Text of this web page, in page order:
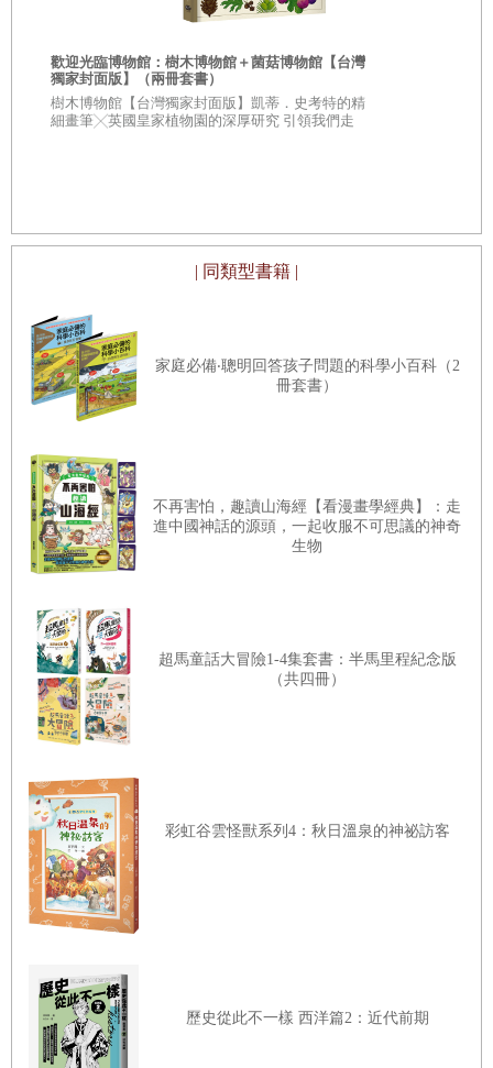
這個問題感到困惑。摺紙對我來說是再自然不過的事，我簡
直無法想像不去摺紙飛機會是什麼樣子。我花了好多年才發
現，並不是每個人都像我這樣。確實有人需要一些鼓勵才有
辦法動手摺紙。我幾經思索，想到下列幾項建議。
參加。這是自己動手做的盛會，做什麼都行，從小型機器
人、衣服，到大型的鋼鐵或石頭雕塑都有。當然，有時也有
要製造下一代的生物性欲望，到想盡辦法要知道那個蛋糕怎
麼烤，我們的本性中都內建了「自己動手做」的驅力。
成陀螺，用彈力衣夾做出可以發射橡皮筋的手槍，以及利用
橡皮筋做成動力船、風箏、輕木飛機等等。當然，還有紙飛
機。
可惜的是，自己動手做東西已經不再是我們文化中的一部
分。現在的玩具還得要能「自己動起來」，好讓我們不必出
力氣去玩。在我看來，這簡直是錯上加錯。我們正在剝奪自
己非常重要的經驗：實驗、探索、創造。簡而言之，就是放
紙飛機具體實現了科學方法。每次投擲都是一次實驗。對紙
飛機的愛好能驅使摺紙的人不斷去了解問題，追求一次比一
次飛得更好。每摺出一款飛機、每一次丟擲，都蘊含了假
設、實驗設計、試驗以及結果。不管你有沒有意識到，玩紙
我們整個世界目前面臨了許多問題：全球能源短缺、糧食短
歡迎光臨博物館：樹木博物館＋菌菇博物館【台灣
獨家封面版】（兩冊套書）
樹木博物館【台灣獨家封面版】凱蒂．史考特的精
細畫筆╳英國皇家植物園的深厚研究 引領我們走
| 同類型書籍 |
家庭必備‧聰明回答孩子問題的科學小百科（2
冊套書）
不再害怕，趣讀山海經【看漫畫學經典】：走
進中國神話的源頭，一起收服不可思議的神奇
生物
超馬童話大冒險1-4集套書：半馬里程紀念版
（共四冊）
彩虹谷雲怪獸系列4：秋日溫泉的神祕訪客
歷史從此不一樣 西洋篇2：近代前期